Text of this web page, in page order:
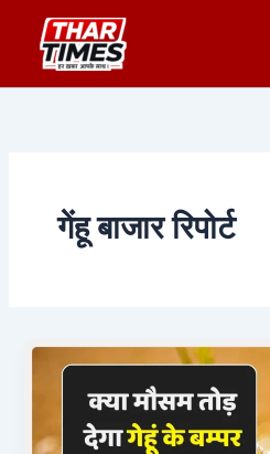
content
गेंहू बाजार रिपोर्ट